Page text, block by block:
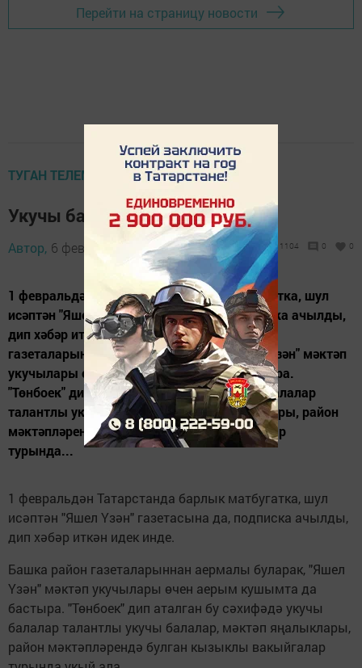
Перейти на страницу новости
ТУГАН ТЕЛЕМ – ИРКӘ ГӨЛЕМ
Укучы балаларга – “Төнбоек”
Автор, 6 февраль 2014 - 06:08 1104 0 0
1 февральдән Татарстанда барлык матбугатка, шул
исәптән "Яшел Үзән" газетасына да, подписка ачылды,
дип хәбәр иткән идек инде. Башка район
газеталарыннан аермалы буларак, "Яшел Үзән" мәктәп
укучылары өчен аерым кушымта да бастыра.
"Төнбоек" дип аталган бу сәхифәдә укучы балалар
талантлы укучы балалар, мәктәп яңалыклары, район
мәктәпләрендә булган кызыклы вакыйгалар
турында...
1 февральдән Татарстанда барлык матбугатка, шул
исәптән "Яшел Үзән" газетасына да, подписка ачылды,
дип хәбәр иткән идек инде.
Башка район газеталарыннан аермалы буларак, "Яшел
Үзән" мәктәп укучылары өчен аерым кушымта да
бастыра. "Төнбоек" дип аталган бу сәхифәдә укучы
балалар талантлы укучы балалар, мәктәп яңалыклары,
район мәктәпләрендә булган кызыклы вакыйгалар